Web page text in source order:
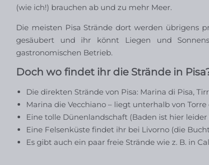
(wie ich!) brauchen ab und zu mehr Meer.
Die meisten Pisa Strände dort werden übrigens
gesäubert und ihr könnt Liegen und
gastronomischen Betrieb.
Doch wo findet ihr die Strände in
Die direkten Strände von Pisa: Marina di Pisa,
Marina die Vecchiano – liegt unterhalb von Torre
Eine tolle Dünenlandschaft (Baden ist hier
Eine Felsenküste findet ihr bei Livorno (die
Es gibt auch ein paar freie Strände wie z. B. in